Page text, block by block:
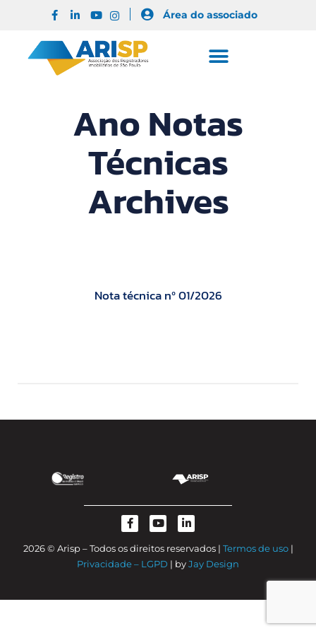
Área do associado
Ano Notas
Técnicas
Archives
Nota técnica nº 01/2026
2026 © Arisp – Todos os direitos reservados | Termos de uso|
Privacidade – LGPD | byJay Design